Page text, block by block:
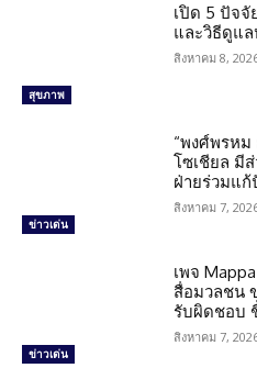
สุขภาพ
เปิด 5 ปัจจั
และวิธีดูแล
สิงหาคม 8,
ข่าวเด่น
“พงศ์พรหม
โซเชียล มี
ฝ่ายร่วมแ
สิงหาคม 7,
ข่าวเด่น
เพจ
สื่อมวลชน
รับผิดชอบ
สิงหาคม 7,